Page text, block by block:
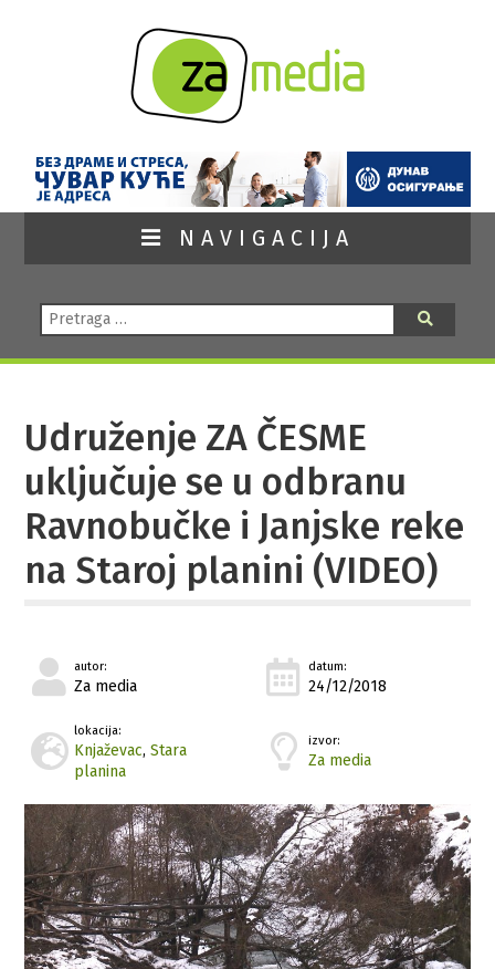
NAVIGACIJA
Pretraga:
Udruženje ZA ČESME
uključuje se u odbranu
Ravnobučke i Janjske reke
na Staroj planini (VIDEO)
autor:
Za media
datum:
24/12/2018
lokacija:
Knjaževac,Stara
planina
izvor:
Za media